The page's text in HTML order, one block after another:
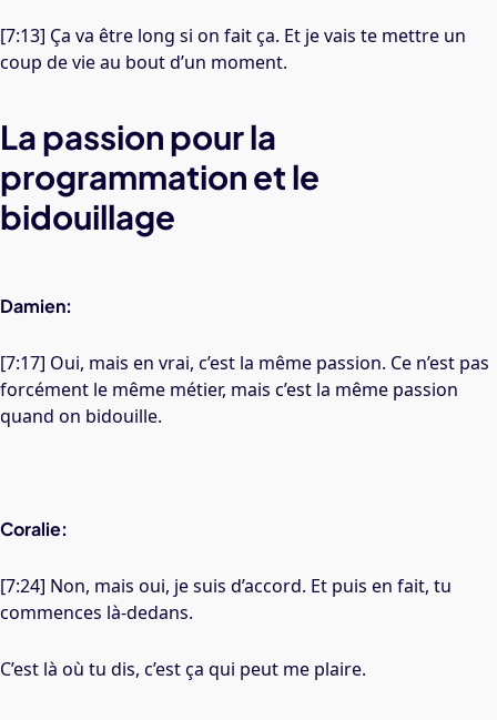
[7:13] Ça va être long si on fait ça. Et je vais te mettre un
coup de vie au bout d’un moment.
La passion pour la
programmation et le
bidouillage
Damien:
[7:17] Oui, mais en vrai, c’est la même passion. Ce n’est pas
forcément le même métier, mais c’est la même passion
quand on bidouille.
Coralie:
[7:24] Non, mais oui, je suis d’accord. Et puis en fait, tu
commences là-dedans.
C’est là où tu dis, c’est ça qui peut me plaire.